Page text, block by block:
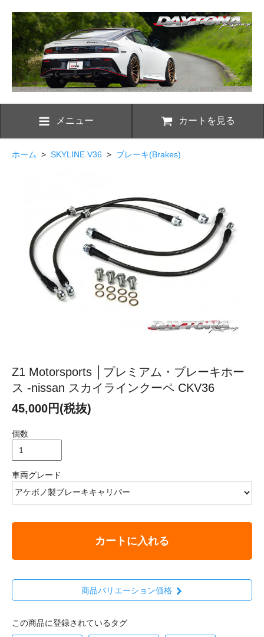
メニュー カートを見る
ホーム > SKYLINE V36 > ブレーキ(Brakes)
Z1 Motorsports │プレミアム・ブレーキホー
ス -nissan スカイラインクーペ CKV36
45,000円(税抜)
個数
車両グレード
カートに入れる
商品バリエーション価格
この商品に登録されているタグ